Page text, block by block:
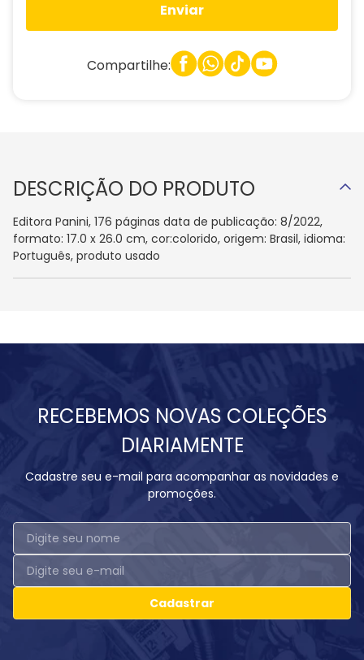
Enviar
Compartilhe:
DESCRIÇÃO DO PRODUTO
Editora Panini, 176 páginas data de publicação: 8/2022,
formato: 17.0 x 26.0 cm, cor:colorido, origem: Brasil, idioma:
Português, produto usado
RECEBEMOS NOVAS COLEÇÕES
DIARIAMENTE
Cadastre seu e-mail para acompanhar as novidades e
promoções.
Cadastrar